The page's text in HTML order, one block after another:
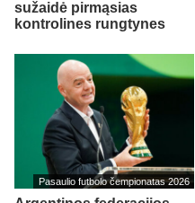
sužaidė pirmąsias
kontrolines rungtynes
Pasaulio futbolo čempionatas 2026